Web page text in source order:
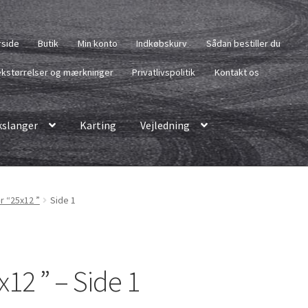
Butik Min konto Indkøbskurv Sådan bestiller du
og mærkninger Privatlivspolitik Kontakt os
Karting
Vejledning
” Side 1
” – Side 1